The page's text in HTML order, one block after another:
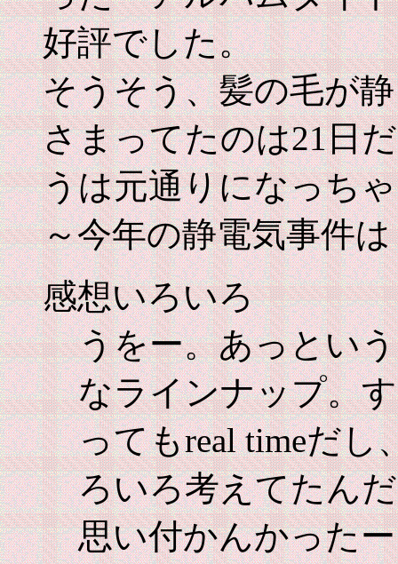
好評でした。
そうそう、髪の毛が
さまってたのは21日
うは元通りになっち
～今年の静電気事件
感想いろいろ
うをー。あっとい
なラインナップ。
ってもreal timeだ
ろいろ考えてたん
思い付かんかった